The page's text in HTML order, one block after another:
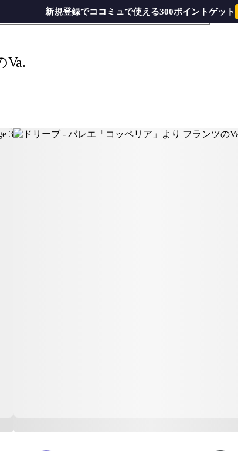
新規登録でココミュで使える300ポイントゲット
レエ「コッペリア」より フランツのVa. by Peony
Va.